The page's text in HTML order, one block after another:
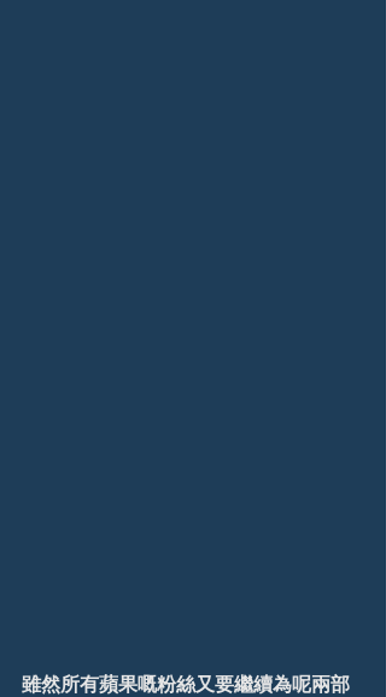
雖然所有蘋果嘅粉絲又要繼續為呢兩部